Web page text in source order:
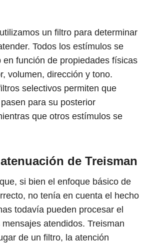
un filtro para determinar
Todos los estímulos se
en función de propiedades físicas
volumen, dirección y tono.
selectivos permiten que
para su posterior
que otros estímulos se
de Treisman
si bien el enfoque básico de
no tenía en cuenta el hecho
todavía pueden procesar el
atendidos. Treisman
de un filtro, la atención